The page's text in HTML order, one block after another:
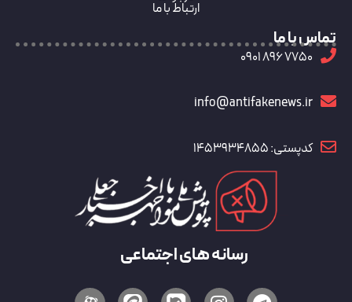
ارتباط با ما
تماس با ما
7750 896 0901
info@antifakenews.ir
کدپستی: 1453934855
رسانه های اجتماعی